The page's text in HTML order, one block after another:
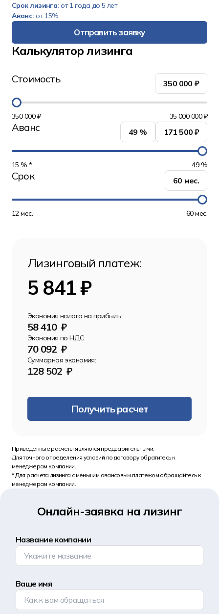
Срок лизинга:от 1 года до 5 лет
Аванс:от 15%
Отправить заявку
Калькулятор лизинга
Стоимость 350 000 ₽
350 000 ₽ 35 000 000 ₽
Аванс 49 % 171 500 ₽
15 % * 49 %
Срок 60 мес.
12 мес. 60 мес.
Лизинговый платеж:
5 841 ₽
Экономия налога на прибыль:
58 410 ₽
Экономия по НДС:
70 092 ₽
Суммарная экономия:
128 502 ₽
Получить расчет
Приведенные расчеты являются предварительными.
Для точного определения условий по договору обратитесь к
менеджерам компании.
* Для расчета лизинга с меньшим авансовым платежом обращайтесь к
менеджерам компании.
Онлайн-заявка на лизинг
Название компании
Ваше имя